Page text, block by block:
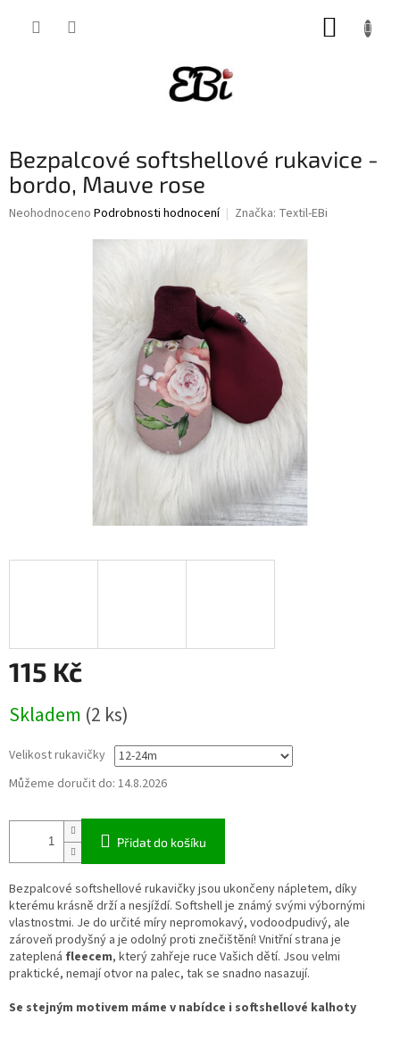
Bezpalcové softshellové rukavice -
bordo, Mauve rose
Průměrné
Neohodnoceno Podrobnosti hodnocení Značka: Textil-EBi
115 Kč
cena:
Skladem (2 ks)
Velikost rukavičky
Můžeme doručit do: 14.8.2026
Přidat do košíku
Bezpalcové softshellové rukavičky jsou ukončeny nápletem, díky
kterému krásně drží a nesjíždí. Softshell je známý svými výbornými
vlastnostmi. Je do určité míry nepromokavý, vodoodpudivý, ale
zároveň prodyšný a je odolný proti znečištění! Vnitřní strana je
zateplená fleecem, který zahřeje ruce Vašich dětí. Jsou velmi
praktické, nemají otvor na palec, tak se snadno nasazují.
Se stejným motivem máme v nabídce i softshellové kalhoty